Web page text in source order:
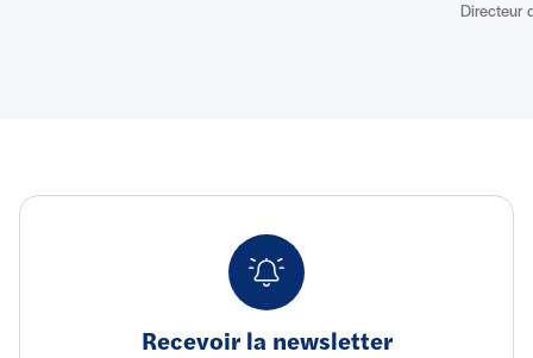
Directeur
Recevoir la newsletter